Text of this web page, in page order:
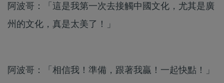
阿波哥：「這是我第一次去接觸中國文化，尤其是廣
州的文化，真是太美了！」
阿波哥：「相信我！準備，跟著我贏！一起快點！」